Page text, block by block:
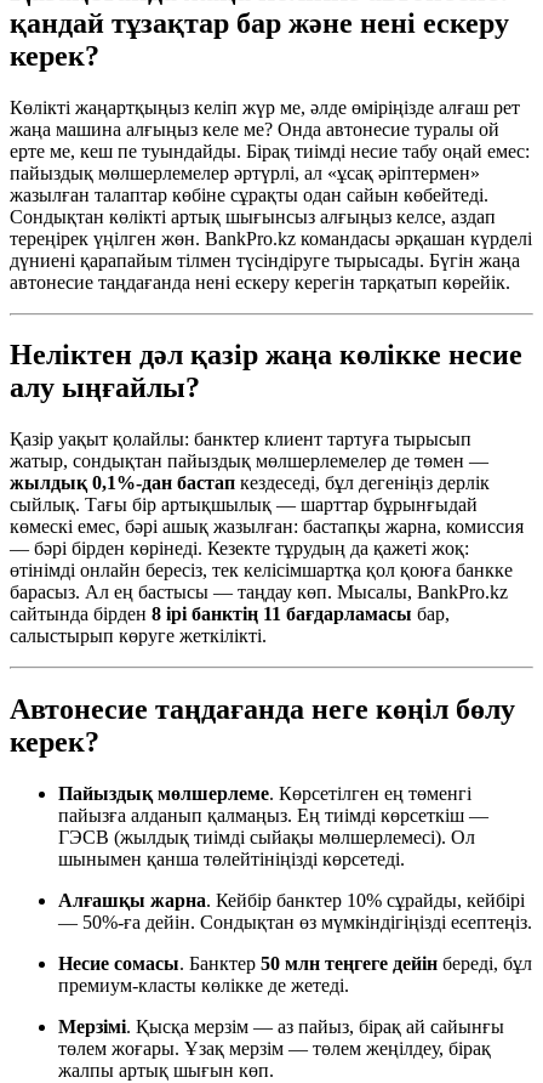
қандай тұзақтар бар және нені ескеру
керек?
Көлікті жаңартқыңыз келіп жүр ме, әлде өміріңізде алғаш рет
жаңа машина алғыңыз келе ме? Онда автонесие туралы ой
ерте ме, кеш пе туындайды. Бірақ тиімді несие табу оңай емес:
пайыздық мөлшерлемелер әртүрлі, ал «ұсақ әріптермен»
жазылған талаптар көбіне сұрақты одан сайын көбейтеді.
Сондықтан көлікті артық шығынсыз алғыңыз келсе, аздап
тереңірек үңілген жөн. BankPro.kz командасы әрқашан күрделі
дүниені қарапайым тілмен түсіндіруге тырысады. Бүгін жаңа
автонесие таңдағанда нені ескеру керегін тарқатып көрейік.
Неліктен дәл қазір жаңа көлікке несие
алу ыңғайлы?
Қазір уақыт қолайлы: банктер клиент тартуға тырысып
жатыр, сондықтан пайыздық мөлшерлемелер де төмен —
жылдық 0,1%-дан бастап кездеседі, бұл дегеніңіз дерлік
сыйлық. Тағы бір артықшылық — шарттар бұрынғыдай
көмескі емес, бәрі ашық жазылған: бастапқы жарна, комиссия
— бәрі бірден көрінеді. Кезекте тұрудың да қажеті жоқ:
өтінімді онлайн бересіз, тек келісімшартқа қол қоюға банкке
барасыз. Ал ең бастысы — таңдау көп. Мысалы, BankPro.kz
сайтында бірден 8 ірі банктің 11 бағдарламасы бар,
салыстырып көруге жеткілікті.
Автонесие таңдағанда неге көңіл бөлу
керек?
Пайыздық мөлшерлеме. Көрсетілген ең төменгі
пайызға алданып қалмаңыз. Ең тиімді көрсеткіш —
ГЭСВ (жылдық тиімді сыйақы мөлшерлемесі). Ол
шынымен қанша төлейтініңізді көрсетеді.
Алғашқы жарна. Кейбір банктер 10% сұрайды, кейбірі
— 50%-ға дейін. Сондықтан өз мүмкіндігіңізді есептеңіз.
Несие сомасы. Банктер 50 млн теңгеге дейін береді, бұл
премиум-класты көлікке де жетеді.
Мерзімі. Қысқа мерзім — аз пайыз, бірақ ай сайынғы
төлем жоғары. Ұзақ мерзім — төлем жеңілдеу, бірақ
жалпы артық шығын көп.